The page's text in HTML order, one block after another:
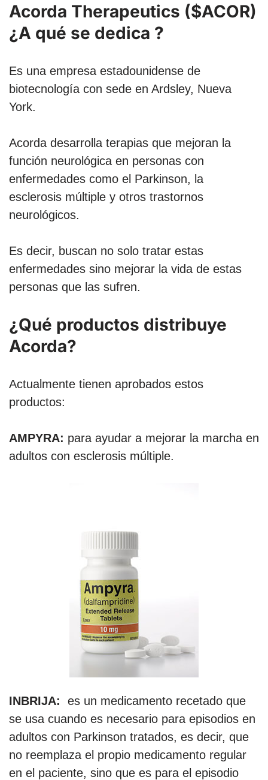
Acorda Therapeutics ($ACOR)
¿A qué se dedica ?
Es una empresa estadounidense de
biotecnología con sede en Ardsley, Nueva
York.
Acorda desarrolla terapias que mejoran la
función neurológica en personas con
enfermedades como el Parkinson, la
esclerosis múltiple y otros trastornos
neurológicos.
Es decir, buscan no solo tratar estas
enfermedades sino mejorar la vida de estas
personas que las sufren.
¿Qué productos distribuye
Acorda?
Actualmente tienen aprobados estos
productos:
AMPYRA: para ayudar a mejorar la marcha en
adultos con esclerosis múltiple.
INBRIJA: es un medicamento recetado que
se usa cuando es necesario para episodios en
adultos con Parkinson tratados, es decir, que
no reemplaza el propio medicamento regular
en el paciente, sino que es para el episodio